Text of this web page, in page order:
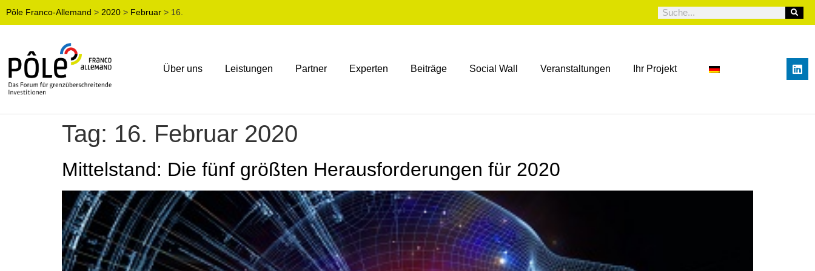
Pôle Franco-Allemand > 2020 > Februar > 16.
Über uns Leistungen Partner Experten Beiträge Social Wall Veranstaltungen Ihr Projekt
Tag: 16. Februar 2020
Mittelstand: Die fünf größten Herausforderungen für 2020